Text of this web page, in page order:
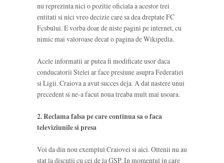
nu reprezinta nici o pozitie oficiala a acestor trei
entitati si nici vreo decizie care sa dea dreptate FC
Fcsbului. E vorba doar de niste pagini pe internet, cu
nimic mai valoroase decat o pagina de Wikipedia.
Acele informatii ar putea fi modificate usor daca
conducatorii Stelei ar face presiune asupra Federatiei
si Ligii. Craiova a avut succes deja. A dat nastere unui
precedent si ne-a facut noua treaba mult mai usoara.
2. Reclama falsa pe care continua sa o faca
televiziunile si presa
Voi da din nou exemplul Craiovei si aici. Oltenii nu au
stat la discutii cu cei de la GSP. In momentul in care